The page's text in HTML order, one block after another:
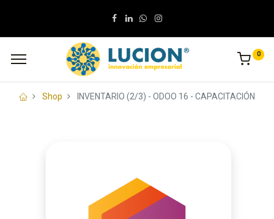
0
Shop INVENTARIO (2/3) - ODOO 16 - CAPACITACIÓN